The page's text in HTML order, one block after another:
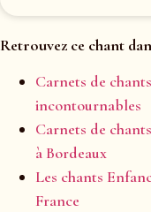
Retrouvez ce chant
Carnets de
incontournables
Carnets de
à Bordeaux
Les chants
France